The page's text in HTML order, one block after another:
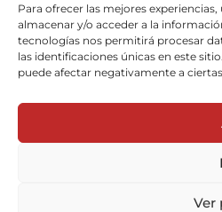
Para ofrecer las mejores
almacenar y/o acceder a la
tecnologías nos permitirá procesar
las identificaciones únicas en este
puede afectar negativamente a
Ver